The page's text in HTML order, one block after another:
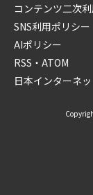
コンテンツ二次
SNS利用ポリシー
AIポリシー
RSS・ATOM
日本インターネ